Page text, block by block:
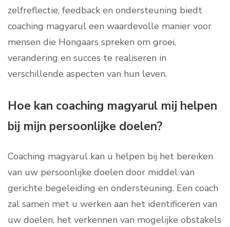
zelfreflectie, feedback en ondersteuning biedt
coaching magyarul een waardevolle manier voor
mensen die Hongaars spreken om groei,
verandering en succes te realiseren in
verschillende aspecten van hun leven.
Hoe kan coaching magyarul mij helpen
bij mijn persoonlijke doelen?
Coaching magyarul kan u helpen bij het bereiken
van uw persoonlijke doelen door middel van
gerichte begeleiding en ondersteuning. Een coach
zal samen met u werken aan het identificeren van
uw doelen, het verkennen van mogelijke obstakels